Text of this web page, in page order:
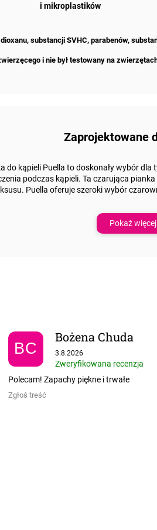
i mikroplastików
substancji SVHC, parabenów,
i nie był testowany na
Zaprojektowane
do kąpieli Puella to doskonały wybór
podczas kąpieli. Ta czarująca pianka
Puella oferujeszeroki wybór
Pokaż
BC
Bożena Chuda
Ocena sklepu to 5 na 5
3.8.2026
Zweryfikowana recenzja
Polecam! Zapachy piękne i trwałe
Zgłoś treść